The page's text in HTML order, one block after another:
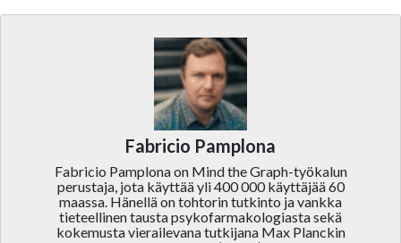
Fabricio Pamplona
Fabricio Pamplona on Mind the Graph-työkalun
perustaja, jota käyttää yli 400 000 käyttäjää 60
maassa. Hänellä on tohtorin tutkinto ja vankka
tieteellinen tausta psykofarmakologiasta sekä
kokemusta vierailevana tutkijana Max Planckin